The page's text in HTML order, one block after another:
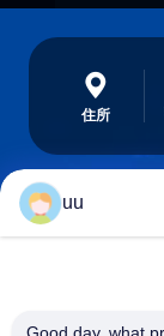
住所
uu